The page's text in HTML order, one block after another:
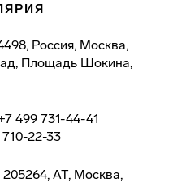
Россия, Москва,
Площадь Шокина,
499 731-44-41
22-33
205264, АТ, Москва,